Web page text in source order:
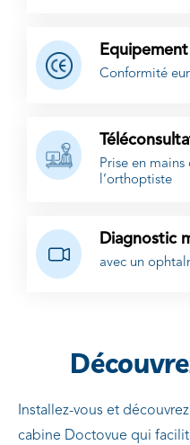
Conformité
Prise en mains
l’orthoptiste
Diagnostic
avec un
Installez-vous et
cabine Doctovue qui